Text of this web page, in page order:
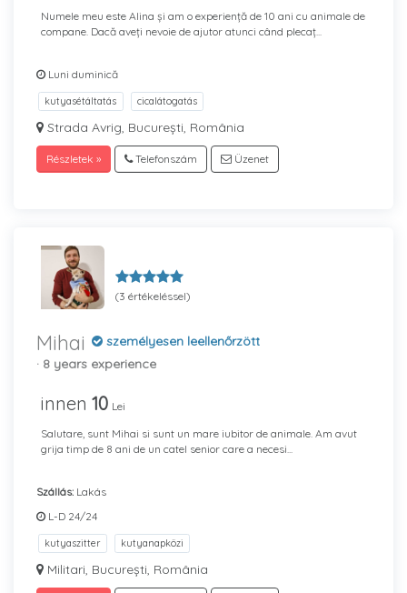
Numele meu este Alina și am o experiență de 10 ani cu animale de
compane. Dacă aveți nevoie de ajutor atunci când plecaț...
Luni duminică
kutyasétáltatás cicalátogatás
Strada Avrig, București, România
Részletek » Telefonszám Üzenet
(3 értékeléssel)
Mihai
személyesen leellenőrzött
· 8 years experience
innen 10 Lei
Salutare, sunt Mihai si sunt un mare iubitor de animale. Am avut
grija timp de 8 ani de un catel senior care a necesi...
Szállás: Lakás
L-D 24/24
kutyaszitter kutyanapközi
Militari, București, România